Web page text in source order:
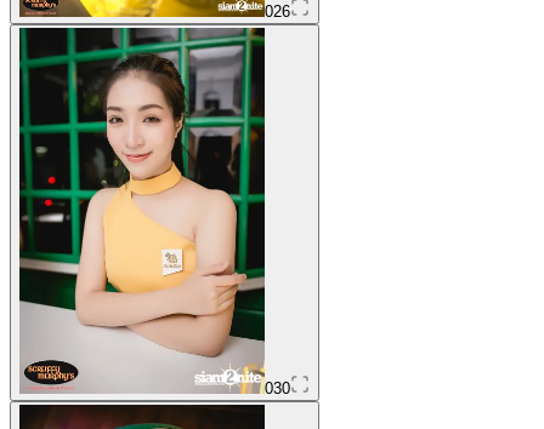
026
030